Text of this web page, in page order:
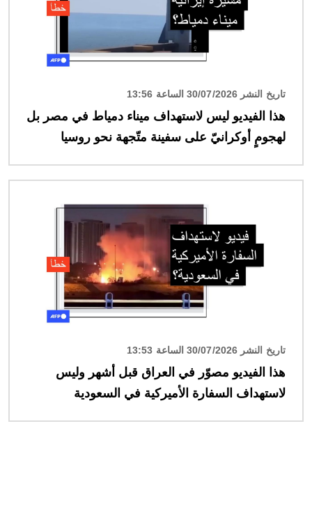
تاريخ النشر 30/07/2026 الساعة 13:56
هذا الفيديو ليس لاستهداف ميناء دمياط في مصر بل
لهجومٍ أوكرانيّ على سفينة متّجهة نحو روسيا
تاريخ النشر 30/07/2026 الساعة 13:53
هذا الفيديو مصوّر في العراق قبل أشهر وليس
لاستهداف السفارة الأميركية في السعودية